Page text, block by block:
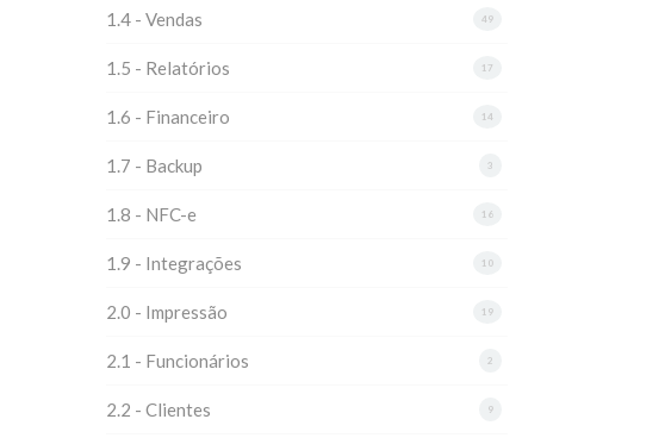
49
1.4 - Vendas
17
1.5 - Relatórios
14
1.6 - Financeiro
3
1.7 - Backup
16
1.8 - NFC-e
10
1.9 - Integrações
19
2.0 - Impressão
2
2.1 - Funcionários
9
2.2 - Clientes